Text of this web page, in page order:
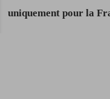
uniquement pour la